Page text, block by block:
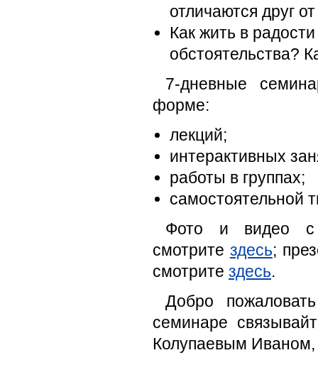
отличаются друг
Как жить в
обстоятельства?
7-дневные
форме:
лекций;
интерактивных
работы в группах;
самостоятельной
Фото и видео с
смотрите здесь;
смотрите здесь.
Добро
семинаре
Колупаевым